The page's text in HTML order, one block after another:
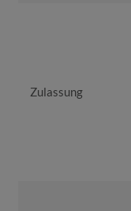
Zulassung